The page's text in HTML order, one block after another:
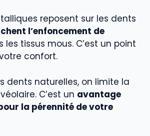
reposent sur les dents
l’enfoncement de
les tissus mous. C’est un point
confort.
dents naturelles, on limite la
C’est un avantage
la pérennité de votre